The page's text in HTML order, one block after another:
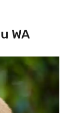
WA